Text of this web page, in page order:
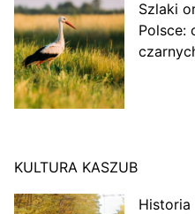
Szlaki
Polsce:
KULTURA KASZUB
Historia